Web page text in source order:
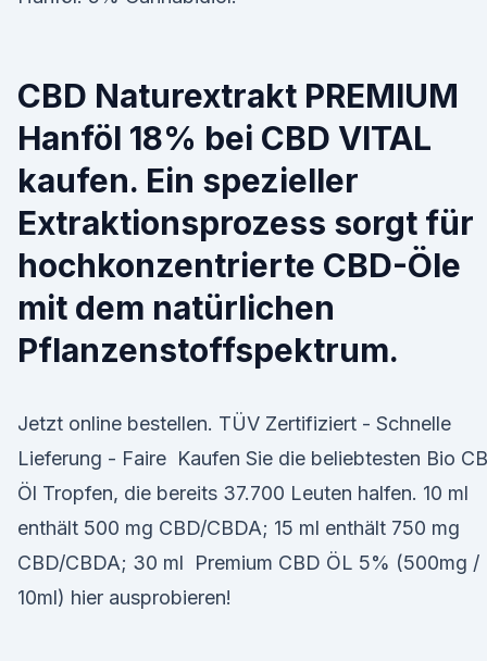
CBD Naturextrakt PREMIUM
Hanföl 18% bei CBD VITAL
kaufen. Ein spezieller
Extraktionsprozess sorgt für
hochkonzentrierte CBD-Öle
mit dem natürlichen
Pflanzenstoffspektrum.
Jetzt online bestellen. TÜV Zertifiziert - Schnelle
Lieferung - Faire Kaufen Sie die beliebtesten Bio
Öl Tropfen, die bereits 37.700 Leuten halfen. 10 ml
enthält 500 mg CBD/CBDA; 15 ml enthält 750 mg
CBD/CBDA; 30 ml Premium CBD ÖL 5% (500mg /
10ml) hier ausprobieren!